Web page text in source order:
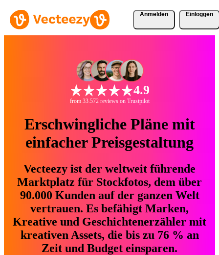
Anmelden Einloggen
4.9
from 33.572 reviews on Trustpilot
Erschwingliche Pläne mit
einfacher Preisgestaltung
Vecteezy ist der weltweit führende
Marktplatz für Stockfotos, dem über
90.000 Kunden auf der ganzen Welt
vertrauen. Es befähigt Marken,
Kreative und Geschichtenerzähler mit
kreativen Assets, die bis zu 76 % an
Zeit und Budget einsparen.